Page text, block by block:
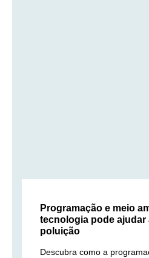
Programação e meio
tecnologia pode ajudar
poluição
Descubra como a